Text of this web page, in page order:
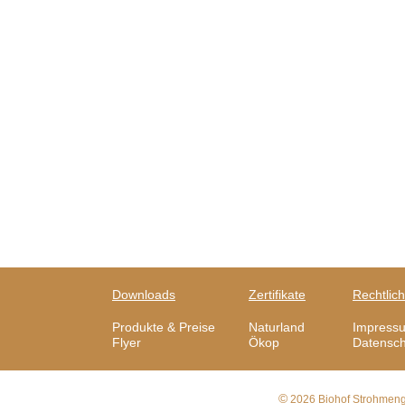
Downloads
Produkte & Preise
Flyer
Zertifikate
Naturland
Ökop
© 2026 Biohof